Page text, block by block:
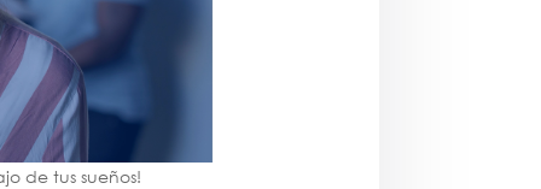
de tus sueños!